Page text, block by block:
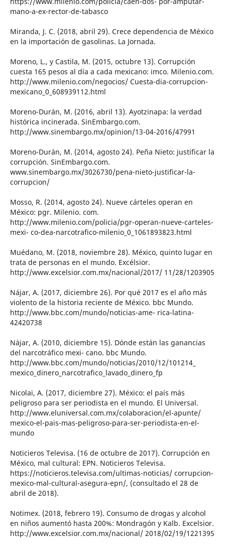
mano-a-ex-rector-de-tabasco
Miranda, J. C. (2018, abril 29). Crece dependencia de México
en la importación de gasolinas. La Jornada.
Moreno, L., y Castila, M. (2015, octubre 13). Corrupción
cuesta 165 pesos al día a cada mexicano: imco. Milenio.com.
http://www.milenio.com/negocios/ Cuesta-dia-corrupcion-
mexicano_0_608939112.html
Moreno-Durán, M. (2016, abril 13). Ayotzinapa: la verdad
histórica incinerada. SinEmbargo.com.
http://www.sinembargo.mx/opinion/13-04-2016/47991
Moreno-Durán, M. (2014, agosto 24). Peña Nieto: justificar la
corrupción. SinEmbargo.com.
www.sinembargo.mx/3026730/pena-nieto-justificar-la-
corrupcion/
Mosso, R. (2014, agosto 24). Nueve cárteles operan en
México: pgr. Milenio. com.
http://www.milenio.com/policia/pgr-operan-nueve-carteles-
mexi- co-dea-narcotrafico-milenio_0_1061893823.html
Muédano, M. (2018, noviembre 28). México, quinto lugar en
trata de personas en el mundo. Excélsior.
http://www.excelsior.com.mx/nacional/2017/ 11/28/1203905
Nájar, A. (2017, diciembre 26). Por qué 2017 es el año más
violento de la historia reciente de México. bbc Mundo.
http://www.bbc.com/mundo/noticias-ame- rica-latina-
42420738
Nájar, A. (2010, diciembre 15). Dónde están las ganancias
del narcotráfico mexi- cano. bbc Mundo.
http://www.bbc.com/mundo/noticias/2010/12/101214_
mexico_dinero_narcotrafico_lavado_dinero_fp
Nicolai, A. (2017, diciembre 27). México: el país más
peligroso para ser periodista en el mundo. El Universal.
http://www.eluniversal.com.mx/colaboracion/el-apunte/
mexico-el-pais-mas-peligroso-para-ser-periodista-en-el-
mundo
Noticieros Televisa. (16 de octubre de 2017). Corrupción en
México, mal cultural: EPN. Noticieros Televisa.
https://noticieros.televisa.com/ultimas-noticias/ corrupcion-
mexico-mal-cultural-asegura-epn/, (consultado el 28 de
abril de 2018).
Notimex. (2018, febrero 19). Consumo de drogas y alcohol
en niños aumentó hasta 200%: Mondragón y Kalb. Excelsior.
http://www.excelsior.com.mx/nacional/ 2018/02/19/1221395